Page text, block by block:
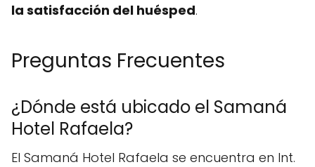
la satisfacción del huésped.
Preguntas Frecuentes
¿Dónde está ubicado el Samaná
Hotel Rafaela?
El Samaná Hotel Rafaela se encuentra en Int.